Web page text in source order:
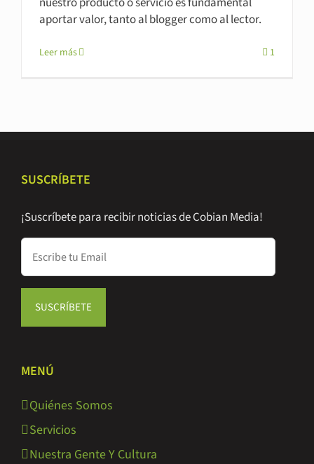
aportar valor, tanto al blogger como al lector.
Leer más 1
SUSCRÍBETE
¡Suscríbete para recibir noticias de Cobian Media!
MENÚ
Quiénes Somos
Servicios
Nuestra Gente Y Cultura